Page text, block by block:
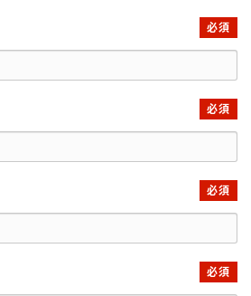
必須
必須
必須
必須